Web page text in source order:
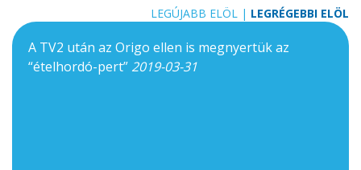
LEGÚJABB ELÖL | LEGRÉGEBBI ELÖL
A TV2 után az Origo ellen is megnyertük az
“ételhordó-pert” 2019-03-31